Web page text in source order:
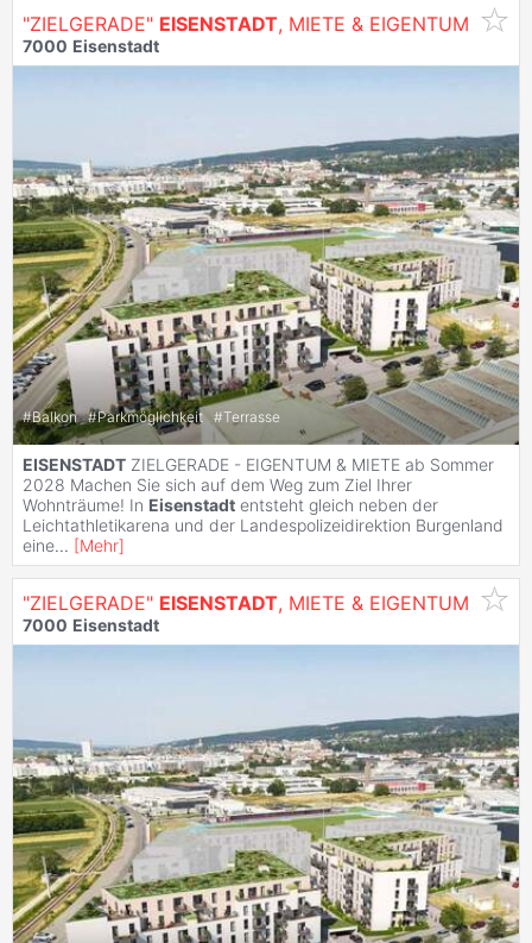
"ZIELGERADE" EISENSTADT, MIETE & EIGENTUM
7000 Eisenstadt
#Balkon #Parkmöglichkeit #Terrasse
EISENSTADT ZIELGERADE - EIGENTUM & MIETE ab Sommer
2028 Machen Sie sich auf dem Weg zum Ziel Ihrer
Wohnträume! In Eisenstadt entsteht gleich neben der
Leichtathletikarena und der Landespolizeidirektion Burgenland
eine... [Mehr]
"ZIELGERADE" EISENSTADT, MIETE & EIGENTUM
7000 Eisenstadt